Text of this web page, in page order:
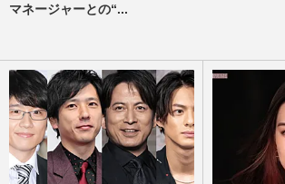
マネージャーとの“...